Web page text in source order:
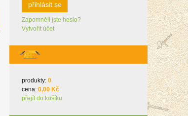
přihlásit se
Zapomněli jste heslo?
Vytvořit účet
produkty: 0
cena: 0,00 Kč
přejít do košíku